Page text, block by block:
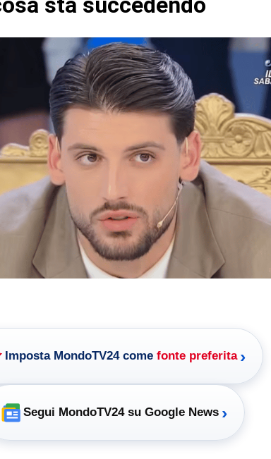
Imposta MondoTV24 come fonte preferita ›
Segui MondoTV24 su Google News ›